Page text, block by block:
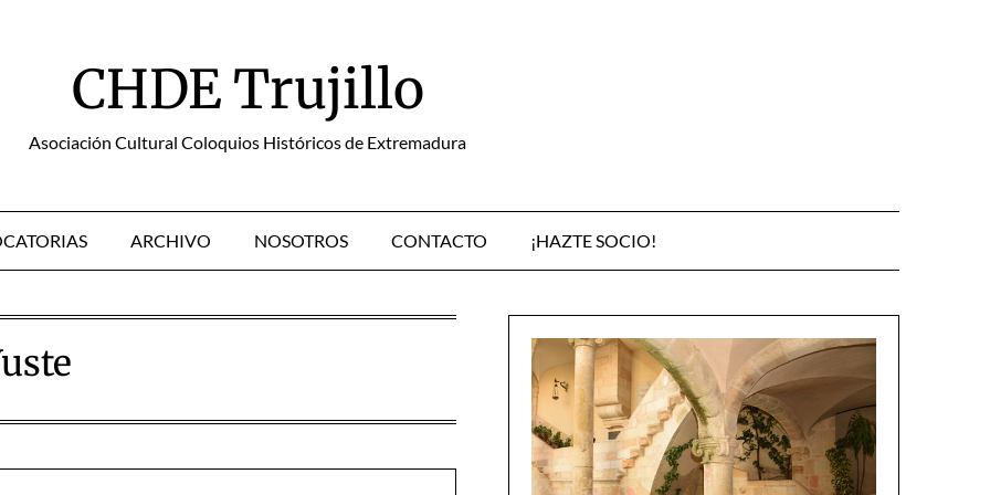
CHDE Trujillo
Asociación Cultural Coloquios Históricos de Extremadura
ARCHIVO NOSOTROS CONTACTO ¡HAZTE SOCIO!